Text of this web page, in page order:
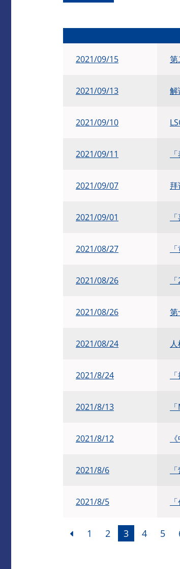
2021/09/15 第
2021/09/13 解
2021/09/10
2021/09/11
2021/09/07
2021/09/01
2021/08/27
2021/08/26
2021/08/26 第
2021/08/24
2021/8/24
2021/8/13
2021/8/12
2021/8/6
2021/8/5
1 2 3 4 5